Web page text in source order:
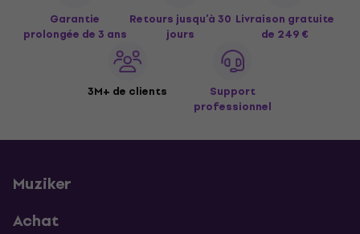
Garantie
prolongée de 3 ans
Retours jusqu’à 30
jours
Livraison gratuite
de 249 €
3M+ de clients
Support
professionnel
Muziker
Achat